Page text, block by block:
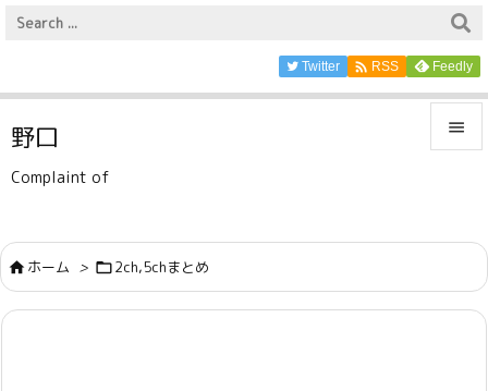

サイド

前へ
Twitter  RSS Feedly
野口
Complaint of
ホーム > 2ch,5chまとめ